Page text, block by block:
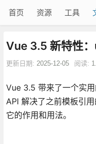
首页 资源 工具
Vue 3.5 新特性
更新日期: 2025-12-05 阅读:
Vue 3.5 带来了一个实
API 解决了之前模板引
它的作用和用法。